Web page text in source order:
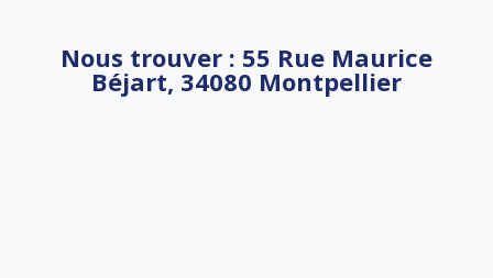
Nous trouver : 55 Rue Maurice
Béjart, 34080 Montpellier